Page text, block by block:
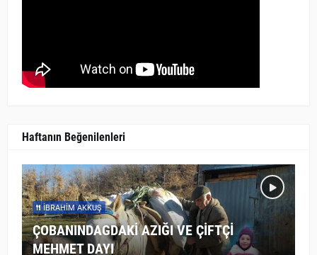
Haftanın Beğenilenleri
İBRAHIM AKKUŞ
ÇOBANINDAGDAKİ AZIĞI VE ÇİFTÇİ
MEHMET DAYI